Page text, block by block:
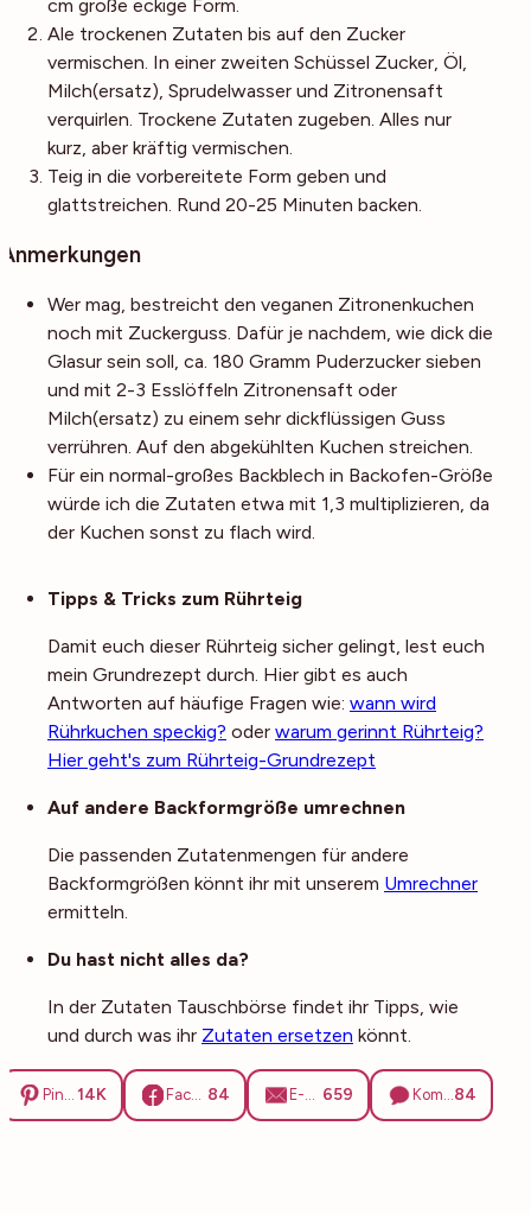
cm große eckige Form.
Ale trockenen Zutaten bis auf den Zucker
vermischen. In einer zweiten Schüssel Zucker, Öl,
Milch(ersatz), Sprudelwasser und Zitronensaft
verquirlen. Trockene Zutaten zugeben. Alles nur
kurz, aber kräftig vermischen.
Teig in die vorbereitete Form geben und
glattstreichen. Rund 20-25 Minuten backen.
Anmerkungen
Wer mag, bestreicht den veganen Zitronenkuchen
noch mit Zuckerguss. Dafür je nachdem, wie dick die
Glasur sein soll, ca. 180 Gramm Puderzucker sieben
und mit 2-3 Esslöffeln Zitronensaft oder
Milch(ersatz) zu einem sehr dickflüssigen Guss
verrühren. Auf den abgekühlten Kuchen streichen.
Für ein normal-großes Backblech in Backofen-Größe
würde ich die Zutaten etwa mit 1,3 multiplizieren, da
der Kuchen sonst zu flach wird.
Tipps & Tricks zum Rührteig
Damit euch dieser Rührteig sicher gelingt, lest euch
mein Grundrezept durch. Hier gibt es auch
Antworten auf häufige Fragen wie: wann wird
Rührkuchen speckig? oder warum gerinnt Rührteig?
Hier geht's zum Rührteig-Grundrezept
Auf andere Backformgröße umrechnen
Die passenden Zutatenmengen für andere
Backformgrößen könnt ihr mit unserem Umrechner
ermitteln.
Du hast nicht alles da?
In der Zutaten Tauschbörse findet ihr Tipps, wie
und durch was ihr Zutaten ersetzen könnt.
14K 84 659 84